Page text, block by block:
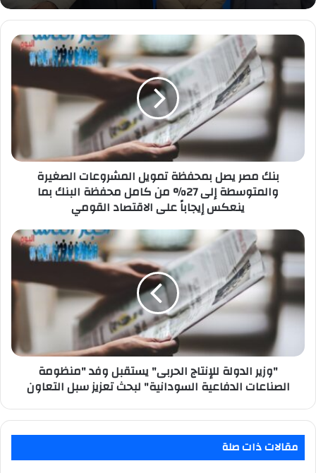
بنك
مصر
يصل
بمحفظة
تمويل
المشروعات
الصغيرة
والمتوسطة
إلى
البنك
بما
ينعكس
إيجاباً
على
الاقتصاد
القومي
بنك مصر يصل بمحفظة تمويل المشروعات الصغيرة
والمتوسطة إلى 27% من كامل محفظة البنك بما
ينعكس إيجاباً على الاقتصاد القومي
"وزير
الدولة
للإنتاج
الحربى"
يستقبل
وفد
"منظومة
الصناعات
الدفاعية
السودانية"
لبحث
سبل
"وزير الدولة للإنتاج الحربى" يستقبل وفد "منظومة
الصناعات الدفاعية السودانية" لبحث تعزيز سبل التعاون
مقالات ذات صلة